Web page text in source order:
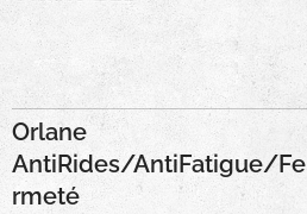
Orlane
AntiRides/AntiFatigue/Fe
rmeté